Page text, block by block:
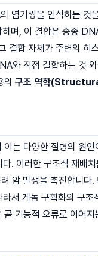
염기쌍을 인식하는 것
하며, 이 결합은 종종
합 자체가 주변의 히
와 직접 결합하는 것
구조 역학
는 다양한 질병의 원
. 이러한 구조적 재
발생을 촉진합니다
서 게놈 구획화의 구
기능적 오류로 이어지